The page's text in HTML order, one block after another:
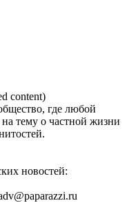
content)
где любой
тему о частной жизни
новостей: